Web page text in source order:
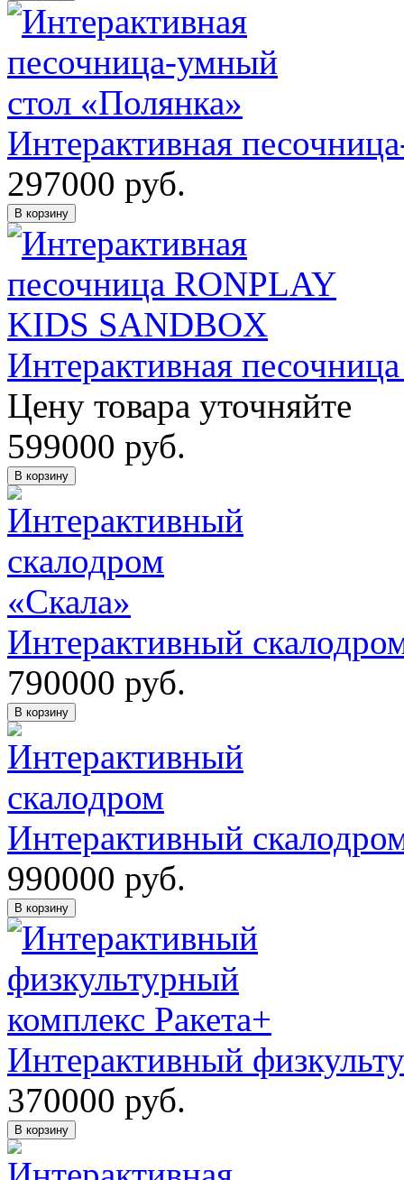
Интерактивная
297000 руб.
В корзину
Интерактивная
Цену товара уточняйте
599000 руб.
В корзину
Интерактивный
790000 руб.
В корзину
Интерактивный
990000 руб.
В корзину
Интерактивный
370000 руб.
В корзину